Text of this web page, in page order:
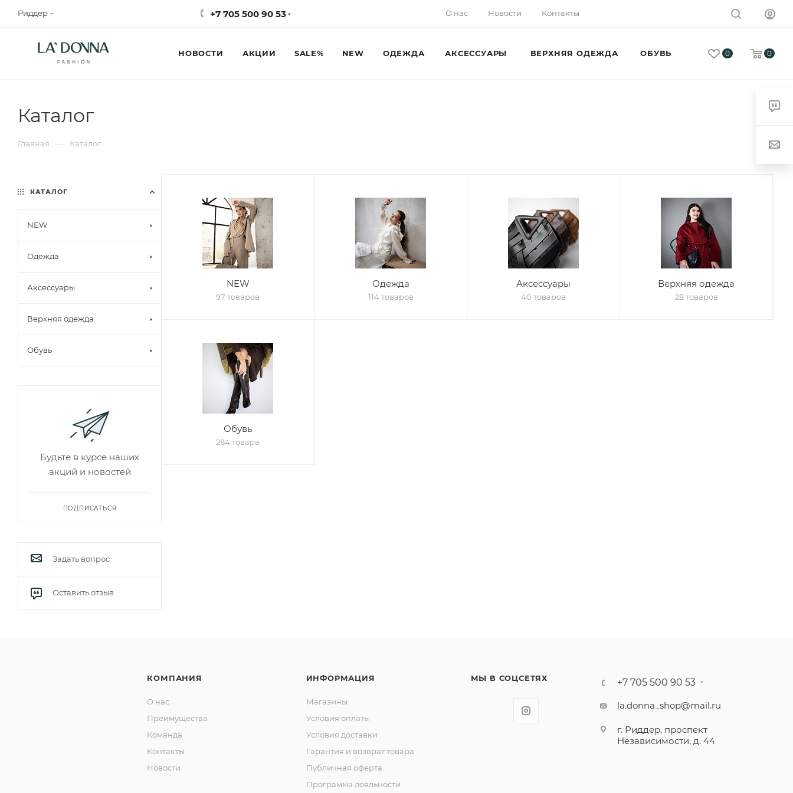
Риддер +7 705 500 90 53 О нас Новости Контакты
0 0
НОВОСТИ АКЦИИ SALE% NEW ОДЕЖДА АКСЕССУАРЫ ВЕРХНЯЯ ОДЕЖДА ОБУВЬ
Каталог
Главная — Каталог
NEW
97 товаров
Одежда
114 товаров
Аксессуары
40 товаров
Верхняя одежда
28 товаров
Обувь
284 товара
КАТАЛОГ
NEW
Одежда
Аксессуары
Верхняя одежда
Обувь
Будьте в курсе наших
акций и новостей
ПОДПИСАТЬСЯ
Задать вопрос
Оставить отзыв
КОМПАНИЯ
О нас
Преимущества
Команда
Контакты
Новости
ИНФОРМАЦИЯ
Магазины
Условия оплаты
Условия доставки
Гарантия и возврат товара
Публичная оферта
Программа лояльности
МЫ В СОЦСЕТЯХ +7 705 500 90 53
la.donna_shop@mail.ru
г. Риддер, проспект
Независимости, д. 44